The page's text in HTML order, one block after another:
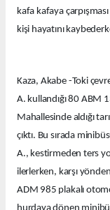
kafa kafaya
kişi hayatını
Kaza, Akabe -Toki
A. kullandığı 80 ABM
Mahallesinde aldığı
çıktı. Bu sırada
A., kestirmeden ters
ilerlerken, karşı
ADM 985 plakalı